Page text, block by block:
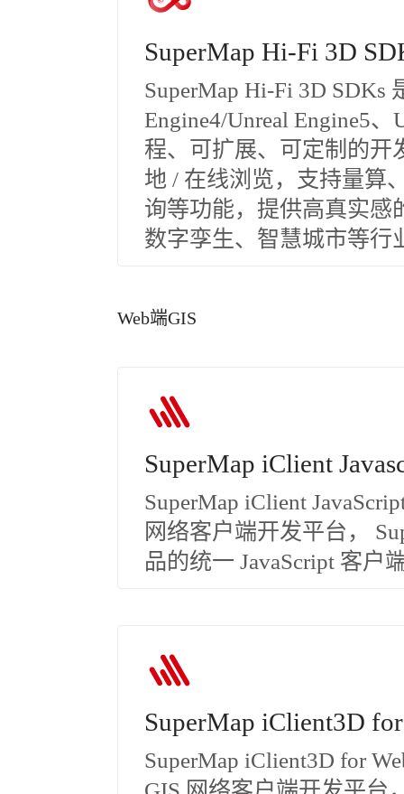
SuperMap Hi-Fi 3D
SuperMap Hi-Fi 3D SDKs
Engine4/Unreal Engine5
程、可扩展、可定制的开
地 / 在线浏览，支持量算
询等功能，提供高真实感
数字孪生、智慧城市等行
Web端GIS
SuperMap iClient
SuperMap iClient
网络客户端开发平台，
品的统一 JavaScript 客户
SuperMap iClient3D
SuperMap iClient3D for